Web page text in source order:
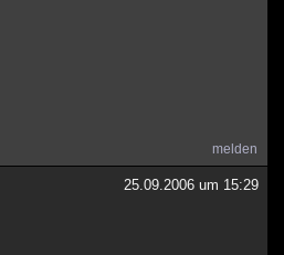
melden
25.09.2006 um 15:29